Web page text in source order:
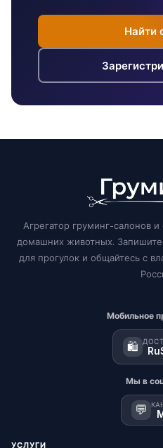
Найти
Агрегатор груминг-салонов
домашних животных.
для прогулок и общайтесь с
Мобильное
🛍️
Мы в
💬
УСЛУГИ